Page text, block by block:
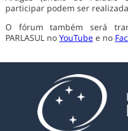
participar podem ser
O fórum também será
PARLASUL no YouTube e no